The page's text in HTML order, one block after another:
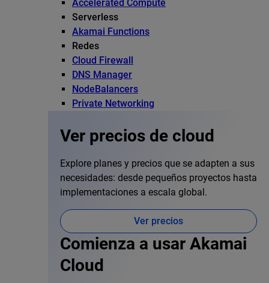
Accelerated Compute
Serverless
Akamai Functions
Redes
Cloud Firewall
DNS Manager
NodeBalancers
Private Networking
Ver precios de cloud
Explore planes y precios que se adapten a sus
necesidades: desde pequeños proyectos hasta
implementaciones a escala global.
Ver precios
Comienza a usar Akamai
Cloud